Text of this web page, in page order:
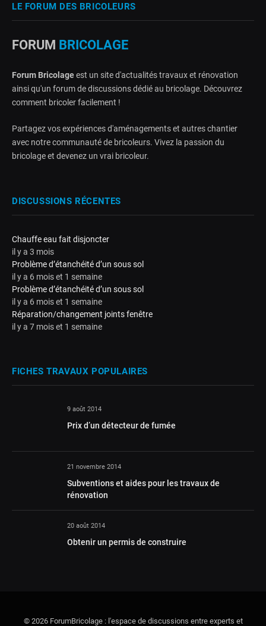
LE FORUM DES BRICOLEURS
FORUM BRICOLAGE
Forum Bricolageest un site d'actualités travaux et rénovation
ainsi qu'un forum de discussions dédié au bricolage. Découvrez
comment bricoler facilement !
Partagez vos expériences d'aménagements et autres chantier
avec notre communauté de bricoleurs. Vivez la passion du
bricolage et devenez un vrai bricoleur.
DISCUSSIONS RÉCENTES
Chauffe eau fait disjoncter
il y a 3 mois
Problème d’étanchéité d’un sous sol
il y a 6 mois et 1 semaine
Problème d’étanchéité d’un sous sol
il y a 6 mois et 1 semaine
Réparation/changement joints fenêtre
il y a 7 mois et 1 semaine
FICHES TRAVAUX POPULAIRES
9 août 2014
Prix d’un détecteur de fumée
21 novembre 2014
Subventions et aides pour les travaux de
rénovation
20 août 2014
Obtenir un permis de construire
© 2026 ForumBricolage : l'espace de discussions entre experts et